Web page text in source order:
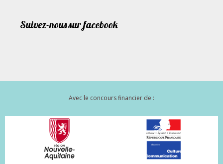
Suivez-nous sur facebook
Avec le concours financier de :